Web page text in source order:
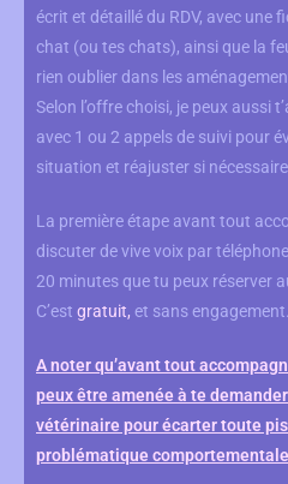
écrit et détaillé du RDV, avec une
chat (ou tes chats), ainsi que la
rien oublier dans les
Selon l’offre choisi, je peux aussi
avec 1 ou 2 appels de suivi pour
situation et réajuster si
La première étape avant tout
discuter de vive voix par
20 minutes que tu peux réserver
C’est gratuit, et sans engagement.
A noter qu’avant tout
peux être amenée à te
vétérinaire pour écarter toute
problématique comportementale